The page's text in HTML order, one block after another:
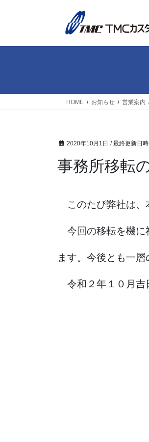
HOME お知らせ 営業案内
2020年10月1日 / 最終更新日
事務所移転
このたび弊社は、
今回の移転を機に
ます。今後とも一
令和２年１０月吉